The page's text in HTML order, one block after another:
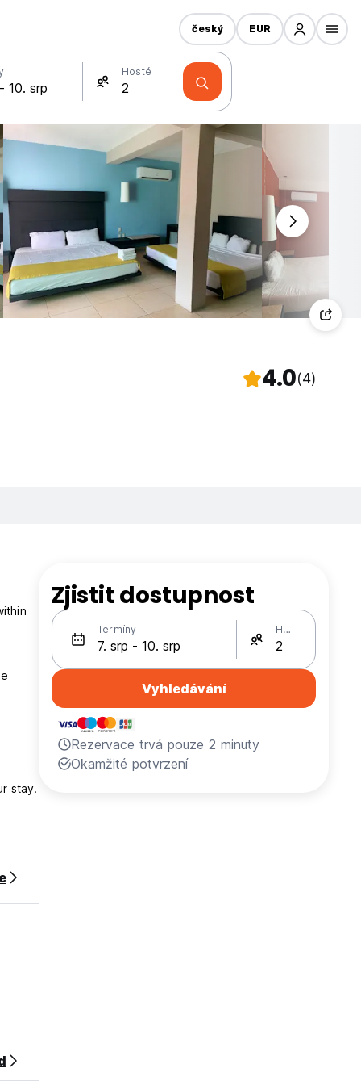
Hosté
český EUR
4.0(4)
stay.
Zjistit dostupnost
Termíny Hosté
Vyhledávání
Rezervace trvá pouze 2 minuty
Okamžité potvrzení